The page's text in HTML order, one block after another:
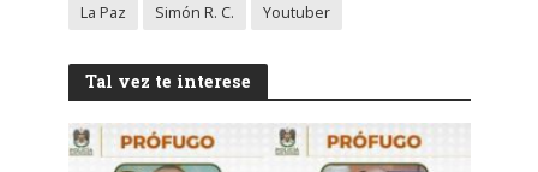
La Paz
Simón R. C. Youtuber
Tal vez te interese